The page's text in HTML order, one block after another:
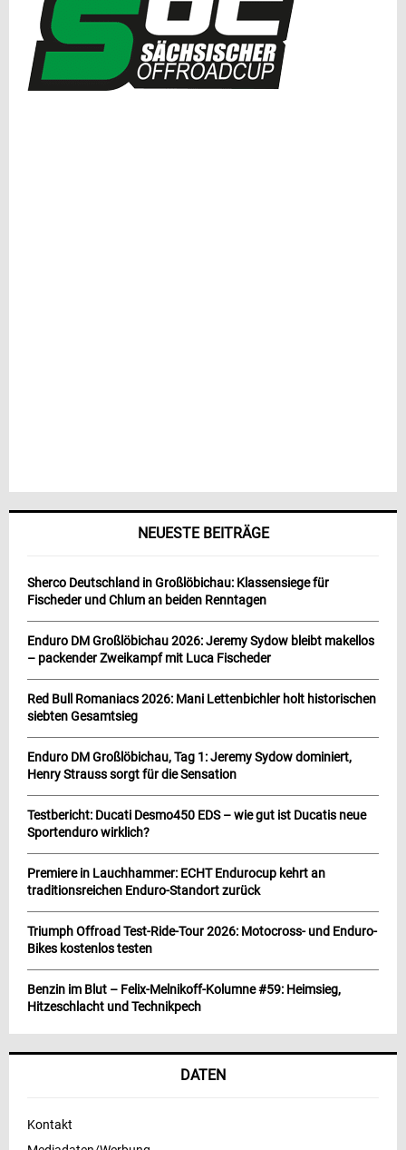
NEUESTE BEITRÄGE
Sherco Deutschland in Großlöbichau: Klassensiege für
Fischeder und Chlum an beiden Renntagen
Enduro DM Großlöbichau 2026: Jeremy Sydow bleibt makellos
– packender Zweikampf mit Luca Fischeder
Red Bull Romaniacs 2026: Mani Lettenbichler holt historischen
siebten Gesamtsieg
Enduro DM Großlöbichau, Tag 1: Jeremy Sydow dominiert,
Henry Strauss sorgt für die Sensation
Testbericht: Ducati Desmo450 EDS – wie gut ist Ducatis neue
Sportenduro wirklich?
Premiere in Lauchhammer: ECHT Endurocup kehrt an
traditionsreichen Enduro-Standort zurück
Triumph Offroad Test-Ride-Tour 2026: Motocross- und Enduro-
Bikes kostenlos testen
Benzin im Blut – Felix-Melnikoff-Kolumne #59: Heimsieg,
Hitzeschlacht und Technikpech
DATEN
Kontakt